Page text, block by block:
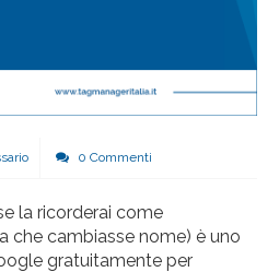
0 Commenti
la ricorderai come
che cambiasse nome) è uno
gratuitamente per